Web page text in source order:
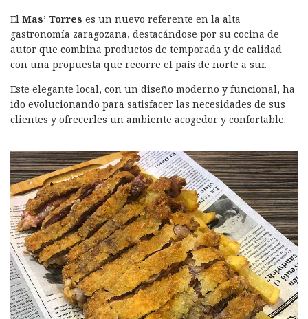
a
c
e
b
o
o
w
it
te
r
i
n
k
e
d
I
h
at
s
A
p
p
m
ai
l
o
m
p
a
rt
ir
El Mas’ Torres es un nuevo referente en la alta
gastronomía zaragozana, destacándose por su cocina de
autor que combina productos de temporada y de calidad
con una propuesta que recorre el país de norte a sur.
Este elegante local, con un diseño moderno y funcional, ha
ido evolucionando para satisfacer las necesidades de sus
clientes y ofrecerles un ambiente acogedor y confortable.